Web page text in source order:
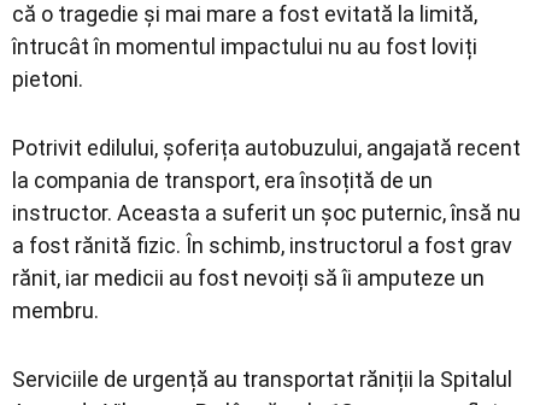
că o tragedie și mai mare a fost evitată la limită,
întrucât în momentul impactului nu au fost loviți
pietoni.
Potrivit edilului, șoferița autobuzului, angajată recent
la compania de transport, era însoțită de un
instructor. Aceasta a suferit un șoc puternic, însă nu
a fost rănită fizic. În schimb, instructorul a fost grav
rănit, iar medicii au fost nevoiți să îi amputeze un
membru.
Serviciile de urgență au transportat răniții la Spitalul